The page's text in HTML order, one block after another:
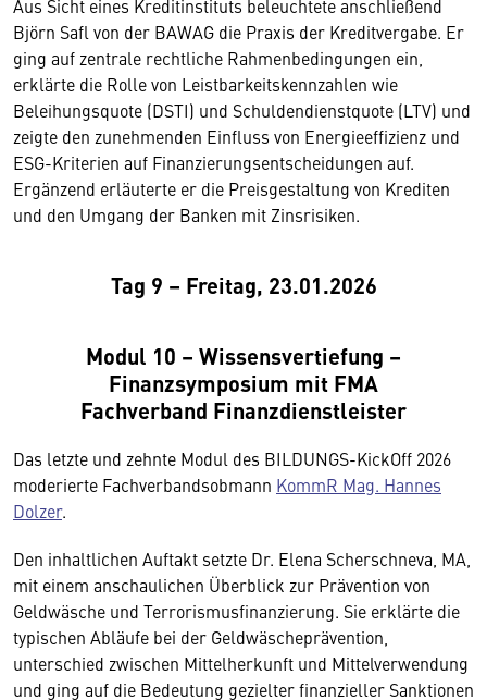
Aus Sicht eines Kreditinstituts beleuchtete anschließend
Björn Safl von der BAWAG die Praxis der Kreditvergabe. Er
ging auf zentrale rechtliche Rahmenbedingungen ein,
erklärte die Rolle von Leistbarkeitskennzahlen wie
Beleihungsquote (DSTI) und Schuldendienstquote (LTV) und
zeigte den zunehmenden Einfluss von Energieeffizienz und
ESG-Kriterien auf Finanzierungsentscheidungen auf.
Ergänzend erläuterte er die Preisgestaltung von Krediten
und den Umgang der Banken mit Zinsrisiken.
Tag 9 – Freitag, 23.01.2026
Modul 10 – Wissensvertiefung –
Finanzsymposium mit FMA
Fachverband Finanzdienstleister
Das letzte und zehnte Modul des BILDUNGS-KickOff 2026
moderierte Fachverbandsobmann KommR Mag. Hannes
Dolzer.
Den inhaltlichen Auftakt setzte Dr. Elena Scherschneva, MA,
mit einem anschaulichen Überblick zur Prävention von
Geldwäsche und Terrorismusfinanzierung. Sie erklärte die
typischen Abläufe bei der Geldwäscheprävention,
unterschied zwischen Mittelherkunft und Mittelverwendung
und ging auf die Bedeutung gezielter finanzieller Sanktionen